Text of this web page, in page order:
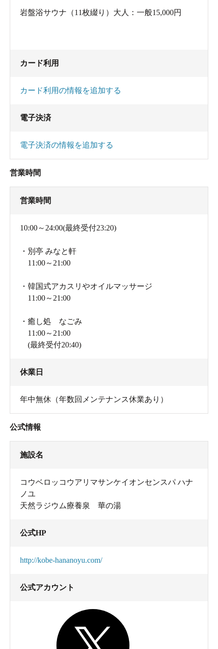
岩盤浴サウナ（11枚綴り）大人：一般15,000円
カード利用
カード利用の情報を追加する
電子決済
電子決済の情報を追加する
営業時間
営業時間
10:00～24:00(最終受付23:20)
・別亭 みなと軒
11:00～21:00
・韓国式アカスリやオイルマッサージ
11:00～21:00
・癒し処 なごみ
11:00～21:00
(最終受付20:40)
休業日
年中無休（年数回メンテナンス休業あり）
公式情報
施設名
コウベロッコウアリマサンケイオンセンスパ ハナ
ノユ
天然ラジウム療養泉 華の湯
公式HP
http://kobe-hananoyu.com/
公式アカウント